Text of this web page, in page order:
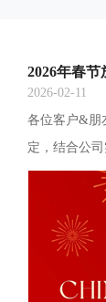
2026年春
2026-02-11
各位客户&朋
定，结合公
（廿八）至
日（廿七，
家新春佳节